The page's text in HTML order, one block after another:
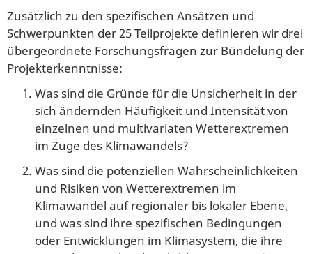
Zusätzlich zu den spezifischen Ansätzen und
Schwerpunkten der 25 Teilprojekte definieren wir drei
übergeordnete Forschungsfragen zur Bündelung der
Projekterkenntnisse:
Was sind die Gründe für die Unsicherheit in der
sich ändernden Häufigkeit und Intensität von
einzelnen und multivariaten Wetterextremen
im Zuge des Klimawandels?
Was sind die potenziellen Wahrscheinlichkeiten
und Risiken von Wetterextremen im
Klimawandel auf regionaler bis lokaler Ebene,
und was sind ihre spezifischen Bedingungen
oder Entwicklungen im Klimasystem, die ihre